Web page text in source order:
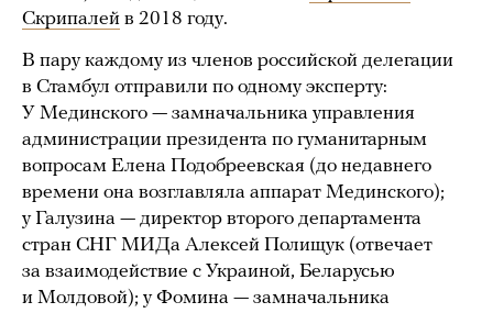
Скрипалей в 2018 году.
В пару каждому из членов российской делегации
в Стамбул отправили по одному эксперту:
У Мединского — замначальника управления
администрации президента по гуманитарным
вопросам Елена Подобреевская (до недавнего
времени она возглавляла аппарат Мединского);
у Галузина — директор второго департамента
стран СНГ МИДа Алексей Полищук (отвечает
за взаимодействие с Украиной, Беларусью
и Молдовой); у Фомина — замначальника